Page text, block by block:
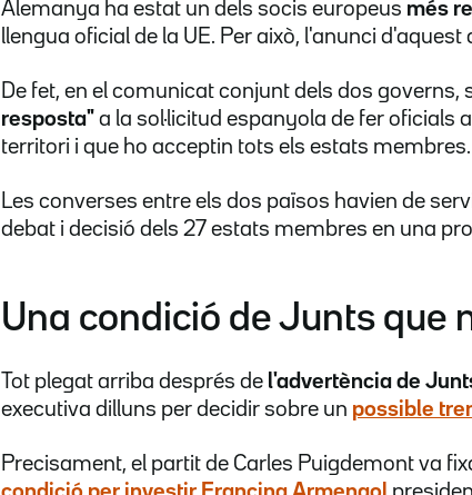
Alemanya ha estat un dels socis europeus més
llengua oficial de la UE. Per això, l'anunci
De fet, en el comunicat conjunt dels dos governs,
resposta" a la sol·licitud espanyola de fer oficials
territori i que ho acceptin tots els estats membres.
Les converses entre els dos països havien de
debat i decisió dels 27 estats membres en una
Una condició de Junts que
Tot plegat arriba després de l'advertència de
executiva dilluns per decidir sobre un possible
Precisament, el partit de Carles Puigdemont va